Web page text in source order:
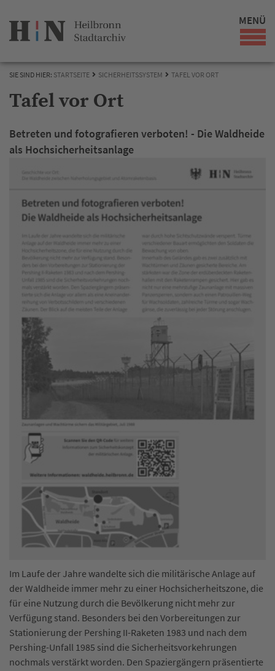
MENÜ
SIE SIND HIER: STARTSEITE SICHERHEITSSYSTEM TAFEL VOR ORT
Tafel vor Ort
Betreten und fotografieren verboten! - Die Waldheide
als Hochsicherheitsanlage
Im Laufe der Jahre wandelte sich die militärische Anlage auf
der Waldheide immer mehr zu einer Hochsicherheitszone, die
für eine Nutzung durch die Bevölkerung nicht mehr zur
Verfügung stand. Besonders bei den Vorbereitungen zur
Stationierung der Pershing II-Raketen 1983 und nach dem
Pershing-Unfall 1985 sind die Sicherheitsvorkehrungen
nochmals verstärkt worden. Den Spaziergängern präsentierte